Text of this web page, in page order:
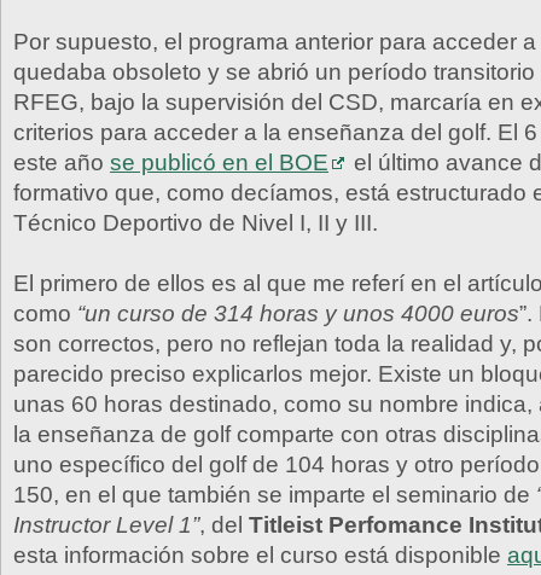
Por supuesto, el programa anterior para acceder
quedaba obsoleto y se abrió un período
RFEG, bajo la supervisión del CSD, marcaría en
criterios para acceder a la enseñanza del golf. El
este año se publicó en el BOE
el último avance
formativo que, como decíamos, está estructurado
Técnico Deportivo de Nivel I, II y III.
El primero de ellos es al que me referí en el
como “un curso de 314 horas y unos 4000 euros
son correctos, pero no reflejan toda la realidad y,
parecido preciso explicarlos mejor. Existe un
unas 60 horas destinado, como su nombre indica,
la enseñanza de golf comparte con otras
uno específico del golf de 104 horas y otro
150, en el que también se imparte el seminario de
Instructor Level 1”, del Titleist Perfomance
esta información sobre el curso está disponible